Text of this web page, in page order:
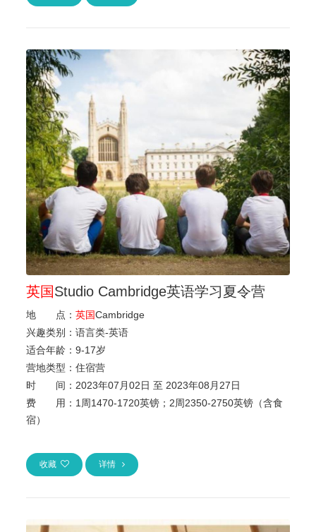
英国Studio Cambridge英语学习夏令营
地 点：英国Cambridge
兴趣类别：语言类-英语
适合年龄：9-17岁
营地类型：住宿营
时 间： 2023年07月02日 至 2023年08月27日
费 用： 1周1470-1720英镑；2周2350-2750英镑（含食
宿）
收藏 详情